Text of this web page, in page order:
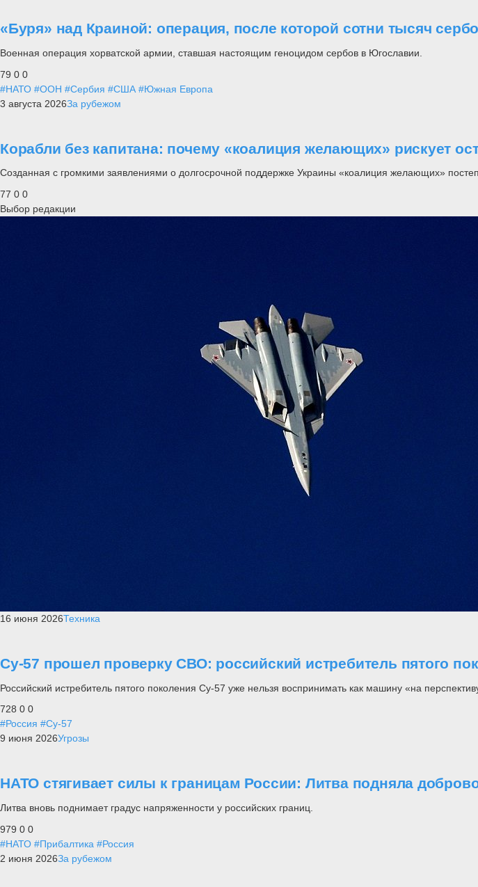
«Буря» над Краиной: операция, после которой сотни тысяч
Военная операция хорватской армии, ставшая настоящим геноцидом сербов в Югославии.
79 0 0
#НАТО #ООН #Сербия #США #Южная Европа
3 августа 2026За рубежом
Корабли без капитана: почему «коалиция желающих» рискует
Созданная с громкими заявлениями о долгосрочной поддержке Украины «коалиция желающих»
77 0 0
Выбор редакции
16 июня 2026Техника
Су-57 прошел проверку СВО: российский истребитель пятого
Российский истребитель пятого поколения Су-57 уже нельзя воспринимать как машину «на
728 0 0
#Россия #Су-57
9 июня 2026Угрозы
НАТО стягивает силы к границам России: Литва подняла
Литва вновь поднимает градус напряженности у российских границ.
979 0 0
#НАТО #Прибалтика #Россия
2 июня 2026За рубежом